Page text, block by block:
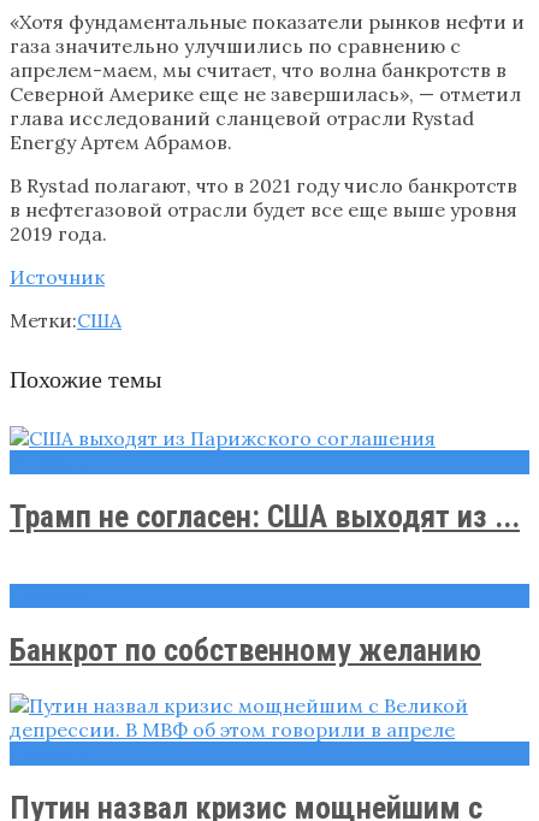
«Хотя фундаментальные показатели рынков нефти и
газа значительно улучшились по сравнению с
апрелем-маем, мы считает, что волна банкротств в
Северной Америке еще не завершилась», — отметил
глава исследований сланцевой отрасли Rystad
Energy Артем Абрамов.
В Rystad полагают, что в 2021 году число банкротств
в нефтегазовой отрасли будет все еще выше уровня
2019 года.
Источник
Метки:США
Похожие темы
Трамп не согласен: США выходят из ...
Банкрот по собственному желанию
Путин назвал кризис мощнейшим с